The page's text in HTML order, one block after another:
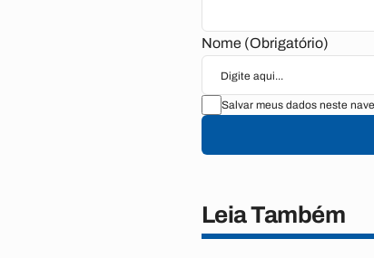
Nome (Obrigatório)
Salvar meus dados neste
Leia Também